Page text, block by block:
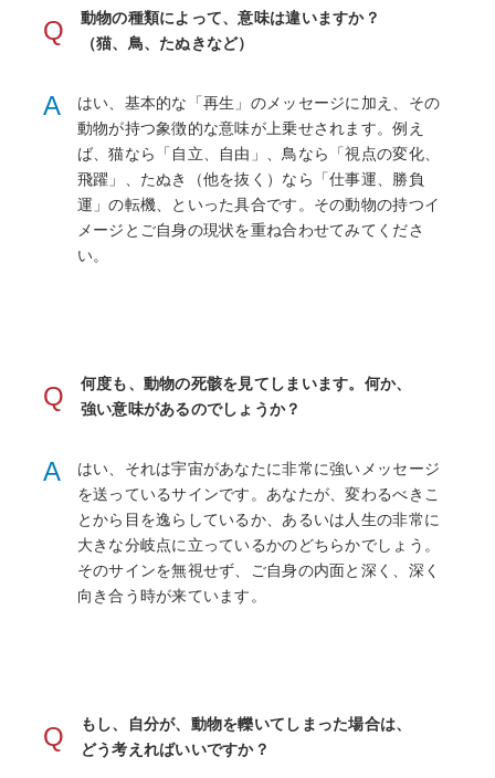
Q
動物の種類によって、意味は違いますか？
（猫、鳥、たぬきなど）
A
はい、基本的な「再生」のメッセージに加え、その
動物が持つ象徴的な意味が上乗せされます。例え
ば、猫なら「自立、自由」、鳥なら「視点の変化、
飛躍」、たぬき（他を抜く）なら「仕事運、勝負
運」の転機、といった具合です。その動物の持つイ
メージとご自身の現状を重ね合わせてみてくださ
い。
Q
何度も、動物の死骸を見てしまいます。何か、
強い意味があるのでしょうか？
A
はい、それは宇宙があなたに非常に強いメッセージ
を送っているサインです。あなたが、変わるべきこ
とから目を逸らしているか、あるいは人生の非常に
大きな分岐点に立っているかのどちらかでしょう。
そのサインを無視せず、ご自身の内面と深く、深く
向き合う時が来ています。
Q
もし、自分が、動物を轢いてしまった場合は、
どう考えればいいですか？